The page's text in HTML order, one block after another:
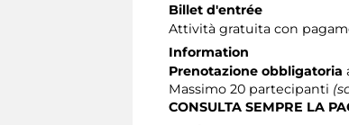
Billet d'entrée
Attività gratuita con
Information
Prenotazione obbligatoria
Massimo 20 partecipanti
CONSULTA SEMPRE LA